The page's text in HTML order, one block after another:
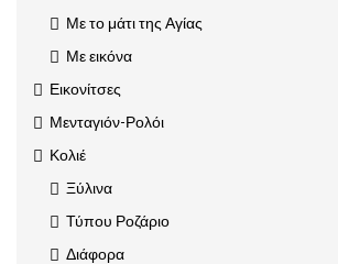
Με το μάτι της Αγίας
Με εικόνα
Εικονίτσες
Μενταγιόν-Ρολόι
Κολιέ
Ξύλινα
Τύπου Ροζάριο
Διάφορα